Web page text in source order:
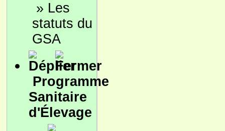
» Les
statuts du
GSA
Programme
Sanitaire
d'Élevage